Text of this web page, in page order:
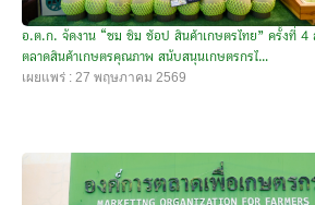
อ.ต.ก. จัดงาน “ชม ชิม ช้อป สินค้าเกษตรไทย” ครั้งที่ 4
ตลาดสินค้าเกษตรคุณภาพ สนับสนุนเกษตรกรไ...
เผยแพร่ : 27 พฤษภาคม 2569